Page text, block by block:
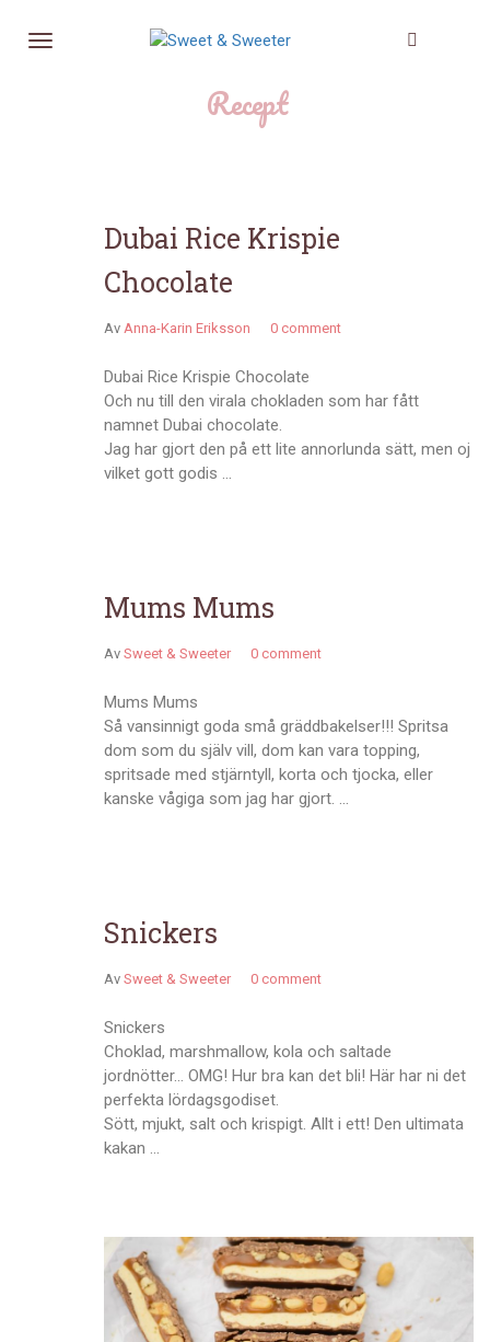
Recept
Dubai Rice Krispie
Chocolate
Av Anna-Karin Eriksson 0 comment
Dubai Rice Krispie Chocolate
Och nu till den virala chokladen som har fått
namnet Dubai chocolate.
Jag har gjort den på ett lite annorlunda sätt, men oj
vilket gott godis …
Mums Mums
Av Sweet & Sweeter 0 comment
Mums Mums
Så vansinnigt goda små gräddbakelser!!! Spritsa
dom som du själv vill, dom kan vara topping,
spritsade med stjärntyll, korta och tjocka, eller
kanske vågiga som jag har gjort. …
Snickers
Av Sweet & Sweeter 0 comment
Snickers
Choklad, marshmallow, kola och saltade
jordnötter… OMG! Hur bra kan det bli! Här har ni det
perfekta lördagsgodiset.
Sött, mjukt, salt och krispigt. Allt i ett! Den ultimata
kakan …